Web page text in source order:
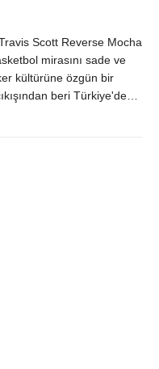
Scott Reverse Mocha
mirasını sade ve
kültürüne özgün bir
beri Türkiye'de